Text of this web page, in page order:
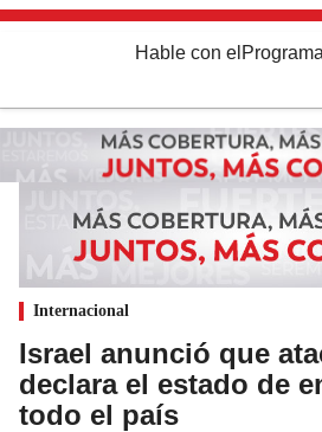
Hable con el Programa
Internacional
Israel anunció que
declara el estado de
todo el país